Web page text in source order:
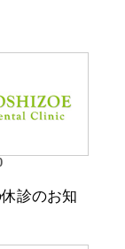
診のお知